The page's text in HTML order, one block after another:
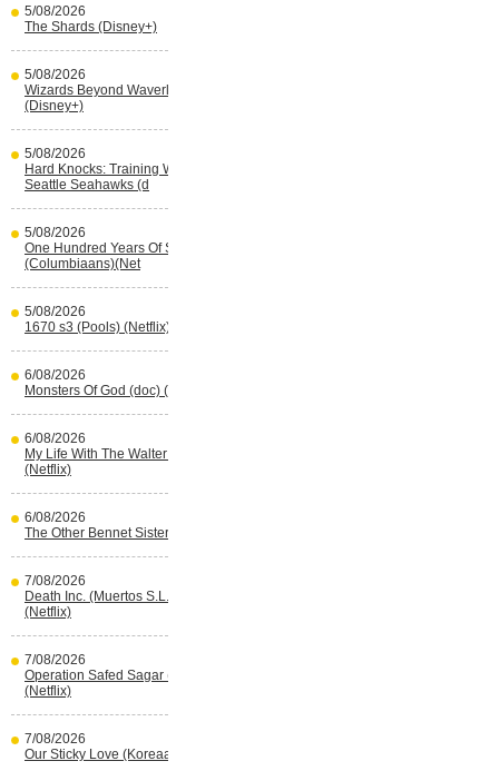
5/08/2026
The Shards (Disney+)
5/08/2026
Wizards Beyond Waverly Place s3
(Disney+)
5/08/2026
Hard Knocks: Training With The
Seattle Seahawks (d
5/08/2026
One Hundred Years Of Solitude s2
(Columbiaans)(Net
5/08/2026
1670 s3 (Pools) (Netflix)
6/08/2026
Monsters Of God (doc) (HBO Max)
6/08/2026
My Life With The Walter Boys s3
(Netflix)
6/08/2026
The Other Bennet Sister (HBO Max)
7/08/2026
Death Inc. (Muertos S.L.) s4 (Spaans)
(Netflix)
7/08/2026
Operation Safed Sagar (Indisch)
(Netflix)
7/08/2026
Our Sticky Love (Koreaans) (Netflix)